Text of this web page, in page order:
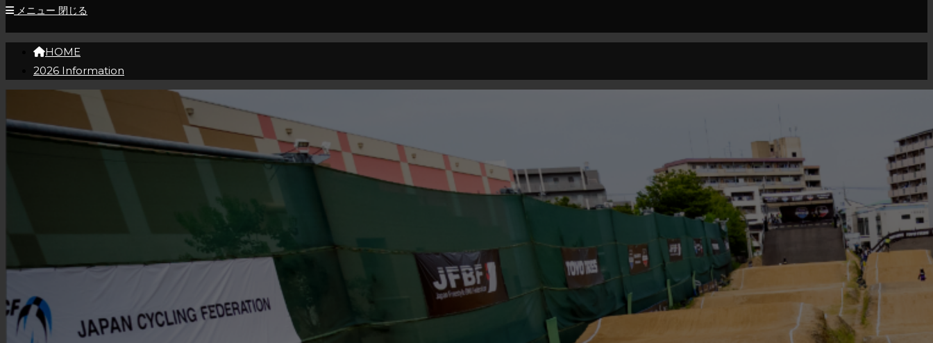
メニュー 閉じる
HOME
2026 Information